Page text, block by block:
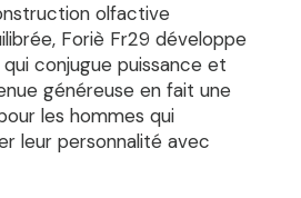
olfactive
Foriè Fr29 développe
conjugue puissance et
généreuse en fait une
les hommes qui
leur personnalité avec